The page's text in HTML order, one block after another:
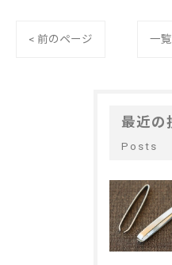
< 前のページ 一
最近の
Posts